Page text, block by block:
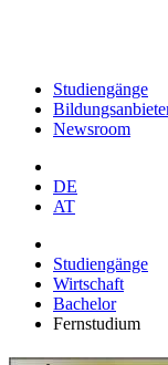
Studiengänge
Newsroom
DE
AT
Studiengänge
Wirtschaft
Bachelor
Fernstudium